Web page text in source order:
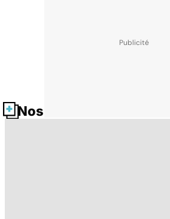
Nos fiches santé